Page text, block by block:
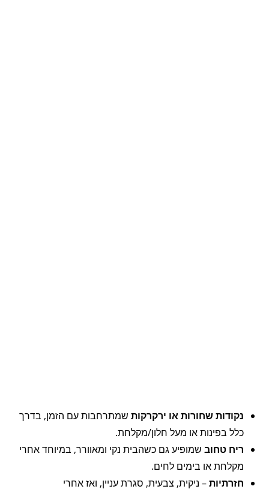
נקודות שחורות או ירקרקות שמתרחבות עם הזמן, בדרך
כלל בפינות או מעל חלון/מקלחת.
ריח טחוב שמופיע גם כשהבית נקי ומאוורר, במיוחד אחרי
מקלחת או בימים לחים.
חזרתיות– ניקית, צבעית, סגרת עניין, ואז אחרי